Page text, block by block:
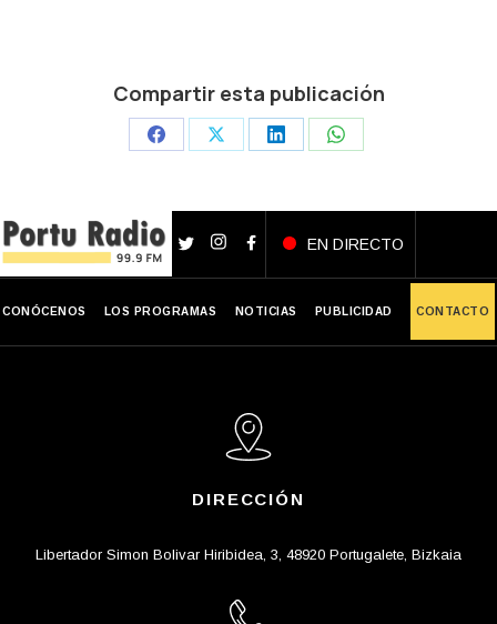
Compartir esta publicación
Share
Facebook
Share
X
Share
LinkedIn
Share
WhatsApp
EN DIRECTO
CONÓCENOS LOS PROGRAMAS NOTICIAS PUBLICIDAD CONTACTO
DIRECCIÓN
Libertador Simon Bolivar Hiribidea, 3, 48920 Portugalete, Bizkaia